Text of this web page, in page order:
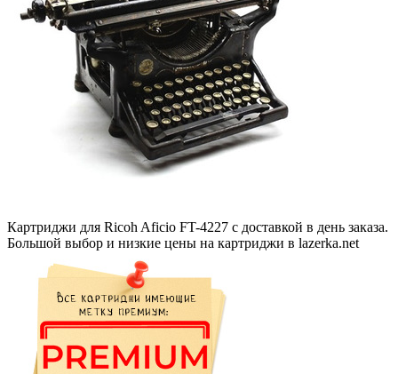
Картриджи для Ricoh Aficio FT-4227 с доставкой в день заказа.
Большой выбор и низкие цены на картриджи в lazerka.net